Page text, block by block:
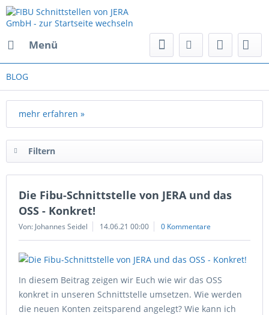
Menü
BLOG
mehr erfahren »
Filtern
Die Fibu-Schnittstelle von JERA und das
OSS - Konkret!
Von: Johannes Seidel 14.06.21 00:00 0 Kommentare
In diesem Beitrag zeigen wir Euch wie wir das OSS
konkret in unseren Schnittstelle umsetzen. Wie werden
die neuen Konten zeitsparend angelegt? Wie kann ich